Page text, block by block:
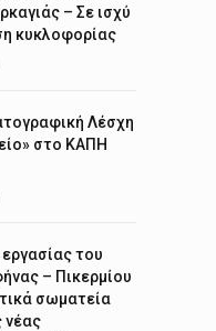
– Σε ισχύ
κυκλοφορίας
Λέσχη
στο ΚΑΠΗ
του
– Πικερμίου
σωματεία
νέας